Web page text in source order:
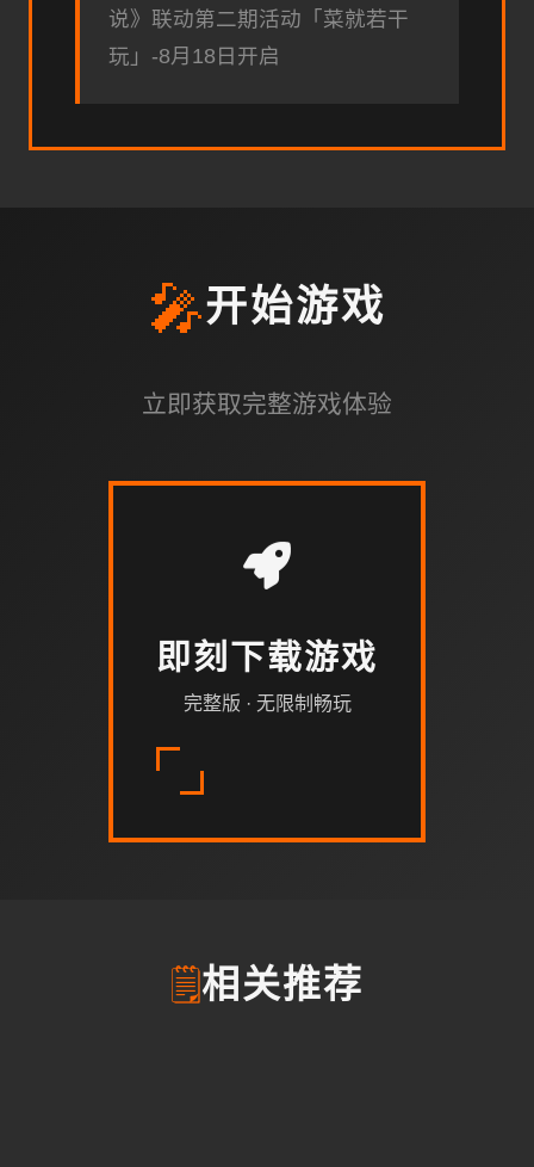
说》联动第二期活动「菜就若干
玩」-8月18日开启
🎤开始游戏
立即获取完整游戏体验
即刻下载游戏
完整版 · 无限制畅玩
🗒️相关推荐